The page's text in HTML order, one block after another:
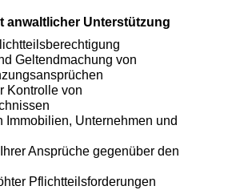
anwaltlicher Unterstützung
Geltendmachung von
Kontrolle von
Immobilien, Unternehmen und
Ansprüche gegenüber den
Pflichtteilsforderungen